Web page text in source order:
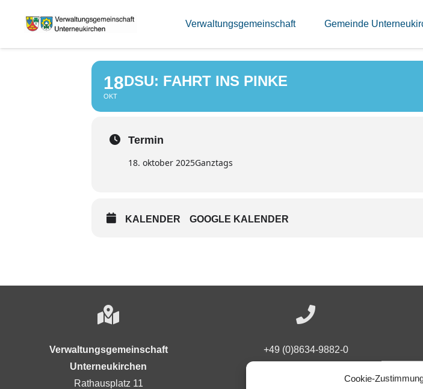
Cookie-
Verwaltungsgemeinschaft Gemeinde
DSU: FAHRT INS PINKE
18
OKT
DSU: FAHRT INS PINKE
Termin
18. oktober 2025Ganztags
KALENDER GOOGLE KALENDER
Verwaltungsgemeinschaft
Unterneukirchen
Rathausplatz 11
+49 (0)8634-9882-0